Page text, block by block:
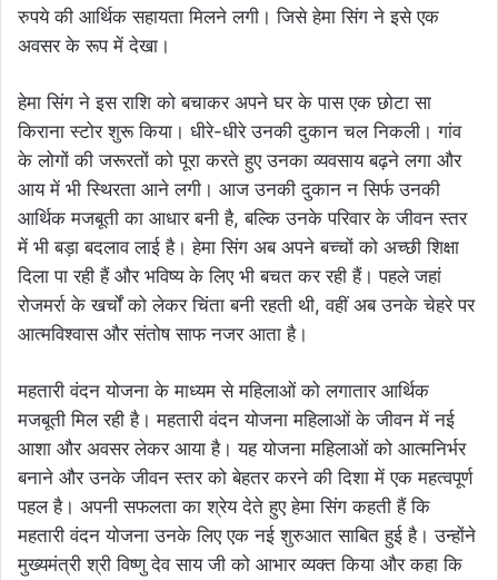
रुपये की आर्थिक सहायता मिलने लगी। जिसे हेमा सिंग ने इसे एक
अवसर के रूप में देखा।
हेमा सिंग ने इस राशि को बचाकर अपने घर के पास एक छोटा सा
किराना स्टोर शुरू किया। धीरे-धीरे उनकी दुकान चल निकली। गांव
के लोगों की जरूरतों को पूरा करते हुए उनका व्यवसाय बढ़ने लगा और
आय में भी स्थिरता आने लगी। आज उनकी दुकान न सिर्फ उनकी
आर्थिक मजबूती का आधार बनी है, बल्कि उनके परिवार के जीवन स्तर
में भी बड़ा बदलाव लाई है। हेमा सिंग अब अपने बच्चों को अच्छी शिक्षा
दिला पा रही हैं और भविष्य के लिए भी बचत कर रही हैं। पहले जहां
रोजमर्रा के खर्चों को लेकर चिंता बनी रहती थी, वहीं अब उनके चेहरे पर
आत्मविश्वास और संतोष साफ नजर आता है।
महतारी वंदन योजना के माध्यम से महिलाओं को लगातार आर्थिक
मजबूती मिल रही है। महतारी वंदन योजना महिलाओं के जीवन में नई
आशा और अवसर लेकर आया है। यह योजना महिलाओं को आत्मनिर्भर
बनाने और उनके जीवन स्तर को बेहतर करने की दिशा में एक महत्वपूर्ण
पहल है। अपनी सफलता का श्रेय देते हुए हेमा सिंग कहती हैं कि
महतारी वंदन योजना उनके लिए एक नई शुरुआत साबित हुई है। उन्होंने
मुख्यमंत्री श्री विष्णु देव साय जी को आभार व्यक्त किया और कहा कि